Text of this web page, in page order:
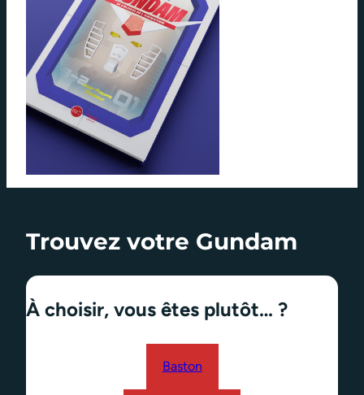
Trouvez votre Gundam
À choisir, vous êtes plutôt… ?
Baston